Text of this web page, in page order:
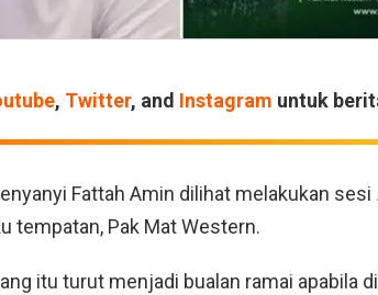
, Twitter, and Instagram untuk
Fattah Amin dilihat melakukan sesi
tempatan, Pak Mat Western.
itu turut menjadi bualan ramai apabila